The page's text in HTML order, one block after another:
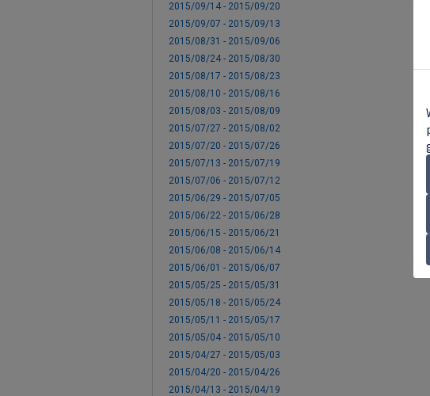
2015/09/14 - 2015/09/20
2015/09/07 - 2015/09/13
2015/08/31 - 2015/09/06
2015/08/24 - 2015/08/30
2015/08/17 - 2015/08/23
2015/08/10 - 2015/08/16
2015/08/03 - 2015/08/09
2015/07/27 - 2015/08/02
2015/07/20 - 2015/07/26
2015/07/13 - 2015/07/19
2015/07/06 - 2015/07/12
2015/06/29 - 2015/07/05
2015/06/22 - 2015/06/28
2015/06/15 - 2015/06/21
2015/06/08 - 2015/06/14
2015/06/01 - 2015/06/07
2015/05/25 - 2015/05/31
2015/05/18 - 2015/05/24
2015/05/11 - 2015/05/17
2015/05/04 - 2015/05/10
2015/04/27 - 2015/05/03
2015/04/20 - 2015/04/26
2015/04/13 - 2015/04/19